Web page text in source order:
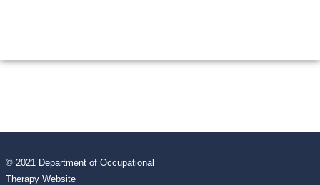
© 2021 Department of Occupational
Therapy Website